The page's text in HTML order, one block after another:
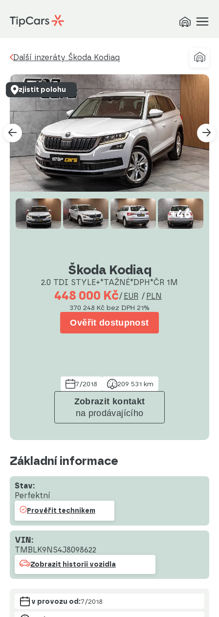
Další inzeráty Škoda Kodiaq
+46
Škoda Kodiaq
2.0 TDI STYLE+*TAŽNÉ*DPH*ČR 1M
448 000 Kč/ EUR / PLN
370 248 Kč bez DPH 21%
Ověřit dostupnost
7/2018 209 531 km
Zobrazit kontakt
na prodávajícího
zjistit polohu
Základní informace
Stav:
Perfektní
Prověřit technikem
VIN:
TMBLK9NS4J8098622
Zobrazit historii vozidla
v provozu od:7/2018